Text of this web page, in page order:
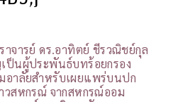
าจารย์ ดร.อาทิตย์ ชีรวณิชย์กุล
ป็นผู้ประพันธ์บทร้อยกรอง
อาลัยสำหรับเผยแพร่บนปก
วสหกรณ์ จากสหกรณ์ออม